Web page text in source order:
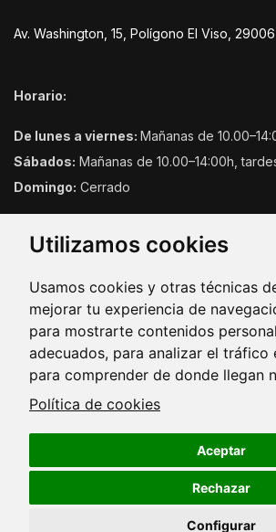
Utilizamos cookies
Usamos cookies y otras técnicas
mejorar tu experiencia de
para mostrarte contenidos
adecuados, para analizar el tráfico
para comprender de donde llegan
Política de cookies
Aceptar
Rechazar
Configurar
Av. Washington, 15, Polígono El Viso,
Horario:
De lunes a viernes: Mañanas de
Sábados: Mañanas de 10.00–14:00h,
Domingo: Cerrado
Copyright © 2026. Todos los